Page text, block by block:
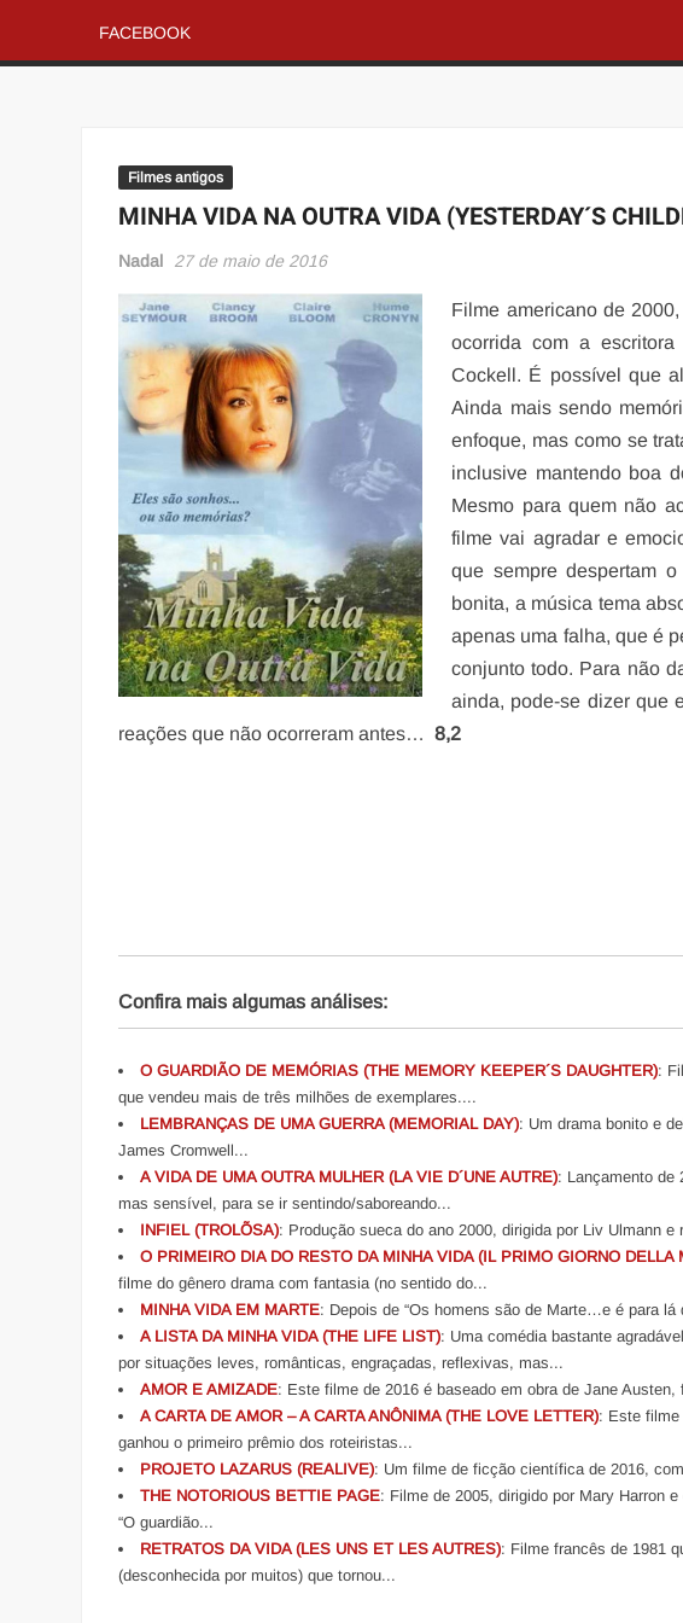
FACEBOOK
Filmes antigos
MINHA VIDA NA OUTRA VIDA (YESTERDAY´S
Nadal 27 de maio de 2016
Filme americano de
ocorrida com a
Cockell. É possível que
Ainda mais sendo
enfoque, mas como se
inclusive mantendo boa
Mesmo para quem não
filme vai agradar e
que sempre despertam
bonita, a música tema
apenas uma falha, que é
conjunto todo. Para não
ainda, pode-se dizer que
reações que não ocorreram antes… 8,2
Confira mais algumas análises:
O GUARDIÃO DE MEMÓRIAS (THE MEMORY KEEPER´S DAUGHTER):
que vendeu mais de três milhões de exemplares....
LEMBRANÇAS DE UMA GUERRA (MEMORIAL DAY): Um drama bonito e
James Cromwell...
A VIDA DE UMA OUTRA MULHER (LA VIE D´UNE AUTRE): Lançamento de
mas sensível, para se ir sentindo/saboreando...
INFIEL (TROLÕSA): Produção sueca do ano 2000, dirigida por Liv Ulmann
O PRIMEIRO DIA DO RESTO DA MINHA VIDA (IL PRIMO GIORNO DELLA
filme do gênero drama com fantasia (no sentido do...
MINHA VIDA EM MARTE: Depois de “Os homens são de Marte…e é para lá
A LISTA DA MINHA VIDA (THE LIFE LIST): Uma comédia bastante
por situações leves, românticas, engraçadas, reflexivas, mas...
AMOR E AMIZADE: Este filme de 2016 é baseado em obra de Jane
A CARTA DE AMOR – A CARTA ANÔNIMA (THE LOVE LETTER): Este filme
ganhou o primeiro prêmio dos roteiristas...
PROJETO LAZARUS (REALIVE): Um filme de ficção científica de 2016,
THE NOTORIOUS BETTIE PAGE: Filme de 2005, dirigido por Mary Harron
“O guardião...
RETRATOS DA VIDA (LES UNS ET LES AUTRES): Filme francês de 1981
(desconhecida por muitos) que tornou...